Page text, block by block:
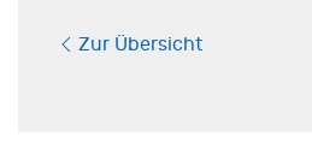
Zur Übersicht